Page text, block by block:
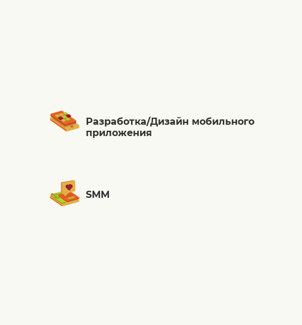
Разработка/Дизайн мобильного
приложения
SMM